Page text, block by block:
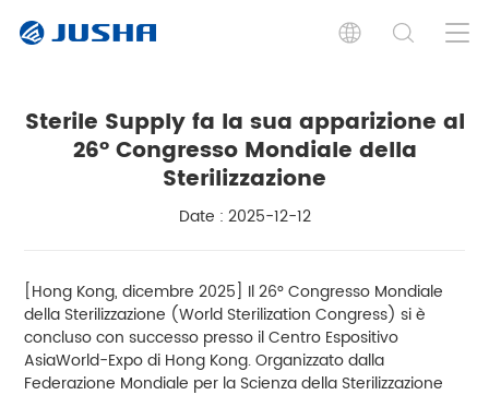
Sterile Supply fa la sua apparizione al
26° Congresso Mondiale della
Sterilizzazione
Date : 2025-12-12
[Hong Kong, dicembre 2025] Il 26° Congresso Mondiale
della Sterilizzazione (World Sterilization Congress) si è
concluso con successo presso il Centro Espositivo
AsiaWorld-Expo di Hong Kong. Organizzato dalla
Federazione Mondiale per la Scienza della Sterilizzazione